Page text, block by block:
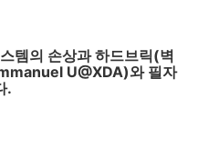
템의 손상과 하드브릭(벽
U@XDA)와 필자
.